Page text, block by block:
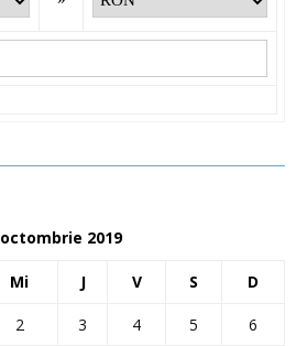
octombrie 2019
Mi J V S D
2 3 4 5
6